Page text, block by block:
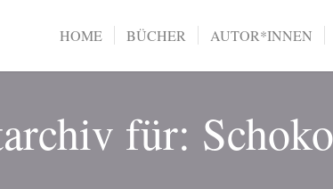
HOME BÜCHER AUTOR*INNEN
für: